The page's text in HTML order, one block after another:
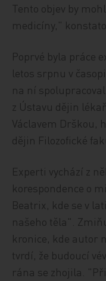
Tento objev by
medicíny,"
Poprvé byla práce
letos srpnu v
na ní
z Ústavu dějin
Václavem Drškou,
dějin Filozofické
Experti vychází z
korespondence o
Beatrix, kde se v
našeho těla".
kronice, kde autor
tvrdí, že budoucí
rána se zhojila.